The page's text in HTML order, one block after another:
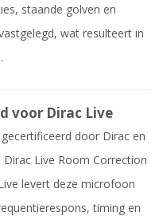
staande golven en
wat resulteert in
voor Dirac Live
door Dirac en
Live Room Correction
levert deze microfoon
timing en